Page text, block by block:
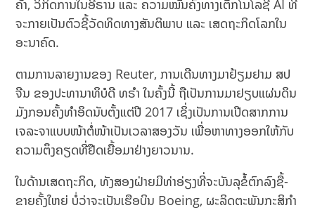
ຄ້າ, ວິກິດການໃນອີຣານ ແລະ ຄວາມໝັ້ນຄົງທາງເຕັກໂນໂລຊີ AI ທີ່
ຈະກາຍເປັນຕົວຊີ້ວັດທິດທາງສັນຕິພາບ ແລະ ເສດຖະກິດໂລກໃນ
ອະນາຄົດ.
ຕາມການລາຍງານຂອງ Reuter, ການເດີນທາງມາຢ້ຽມຢາມ ສປ
ຈີນ ຂອງປະທານາທິບໍດີ ທຣຳ ໃນຄັ້ງນີ້ ຖືເປັນການມາຢຽບແຜ່ນດິນ
ມັງກອນຄັ້ງທຳອິດນັບຕັ້ງແຕ່ປີ 2017 ເຊິ່ງເປັນການເປີດສາກການ
ເຈລະຈາແບບໜ້າຕໍ່ໜ້າເປັນເວລາສອງວັນ ເພື່ອຫາທາງອອກໃຫ້ກັບ
ຄວາມຕຶງຄຽດທີ່ຢືດເຍື້ອມາຢ່າງຍາວນານ.
ໃນດ້ານເສດຖະກິດ, ທັງສອງຝ່າຍມີທ່າອ່ຽງທີ່ຈະບັນລຸຂໍ້ຕົກລົງຊື້-
ຂາຍຄັ້ງໃຫຍ່ ບໍ່ວ່າຈະເປັນເຮືອບິນ Boeing, ຜະລິດຕະພັນກະສິກຳ